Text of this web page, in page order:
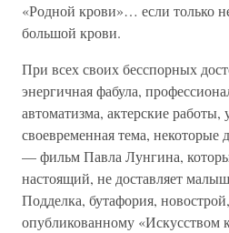
«Родной крови»… если только
большой крови.
При всех своих бесспорных
энергичная фабула,
автоматизма, актерские работы,
своевременная тема, некоторые
— фильм Павла Лунгина,
настоящий, не доставляет
Подделка, бутафория,
опубликованному «Искусством